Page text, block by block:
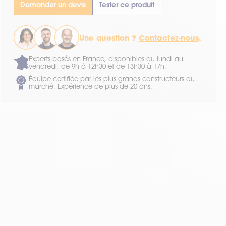
Demander un devis Tester ce produit
Une question ? Contactez-nous.
Experts basés en France, disponibles du lundi au
vendredi, de 9h à 12h30 et de 13h30 à 17h.
Équipe certifiée par les plus grands constructeurs du
marché. Expérience de plus de 20 ans.